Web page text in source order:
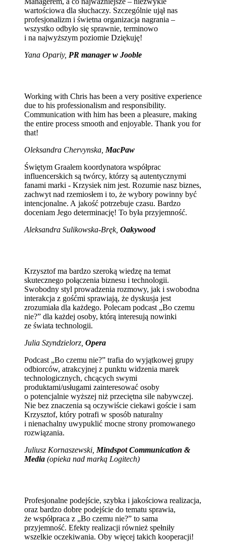
wartościowa dla słuchaczy. Szczególnie ujął nas
profesjonalizm i świetna organizacja nagrania –
wszystko odbyło się sprawnie, terminowo
i na najwyższym poziomie Dziękuję!
Yana Opariy, PR manager w Jooble
Working with Chris has been a very positive experience
due to his professionalism and responsibility.
Communication with him has been a pleasure, making
the entire process smooth and enjoyable. Thank you for
that!
Oleksandra Chervynska, MacPaw
Świętym Graalem koordynatora współprac
influencerskich są twórcy, którzy są autentycznymi
fanami marki - Krzysiek nim jest. Rozumie nasz biznes,
zachwyt nad rzemiosłem i to, że wybory powinny być
intencjonalne. A jakość potrzebuje czasu. Bardzo
doceniam Jego determinację! To była przyjemność.
Aleksandra Sulikowska-Bręk, Oakywood
Krzysztof ma bardzo szeroką wiedzę na temat
skutecznego połączenia biznesu i technologii.
Swobodny styl prowadzenia rozmowy, jak i swobodna
interakcja z gośćmi sprawiają, że dyskusja jest
zrozumiała dla każdego. Polecam podcast „Bo czemu
nie?” dla każdej osoby, którą interesują nowinki
ze świata technologii.
Julia Szyndzielorz, Opera
Podcast „Bo czemu nie?” trafia do wyjątkowej grupy
odbiorców, atrakcyjnej z punktu widzenia marek
technologicznych, chcących swymi
produktami/usługami zainteresować osoby
o potencjalnie wyższej niż przeciętna sile nabywczej.
Nie bez znaczenia są oczywiście ciekawi goście i sam
Krzysztof, który potrafi w sposób naturalny
i nienachalny uwypuklić mocne strony promowanego
rozwiązania.
Juliusz Kornaszewski, Mindspot Communication &
Media (opieka nad marką Logitech)
Profesjonalne podejście, szybka i jakościowa realizacja,
oraz bardzo dobre podejście do tematu sprawia,
że współpraca z „Bo czemu nie?” to sama
przyjemność. Efekty realizacji również spełniły
wszelkie oczekiwania. Oby więcej takich kooperacji!